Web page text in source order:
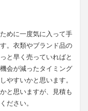
めに一度気に入って手
。衣類やブランド品の
と早く売っていればと
会が減ったタイミング
やすいかと思います。
と思いますが、見積も
ださい。